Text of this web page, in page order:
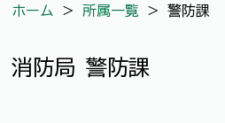
ホーム ＞ 所属一覧 ＞ 警防課
消防局 警防課